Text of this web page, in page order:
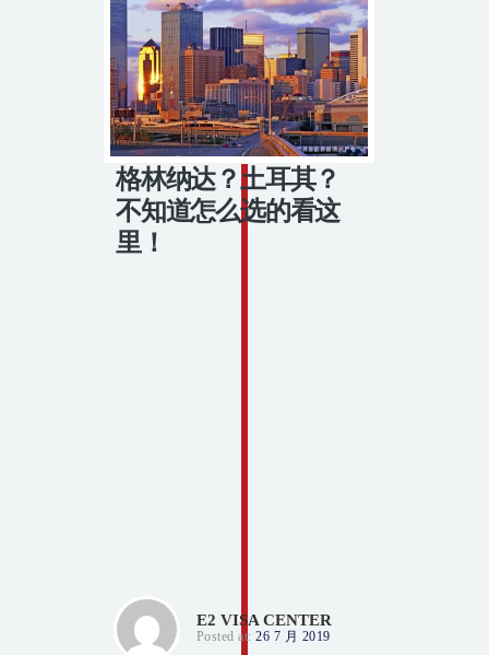
格林纳达？土耳其？
不知道怎么选的看这
里！
E2 VISA CENTER
Posted at:26 7 月 2019